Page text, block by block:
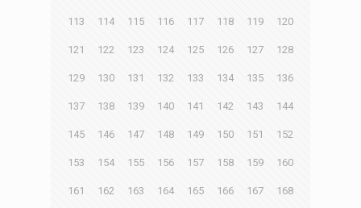
113 114 115 116 117 118 119 120
121 122 123 124 125 126 127 128
129 130 131 132 133 134 135 136
137 138 139 140 141 142 143 144
145 146 147 148 149 150 151 152
153 154 155 156 157 158 159 160
161 162 163 164 165 166 167 168